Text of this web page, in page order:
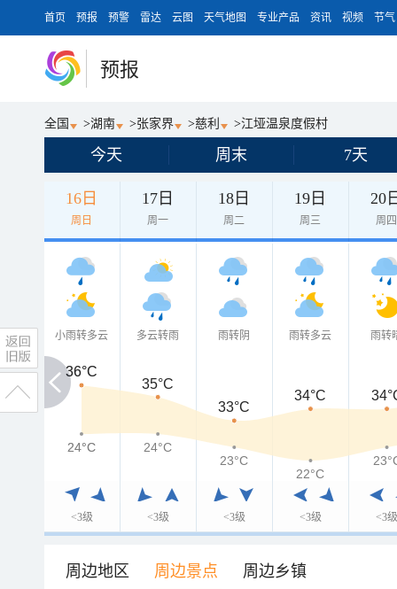
首页 预报 预警 雷达 云图 天气地图 专业产品 资讯 视频 节气
预报
全国 >湖南 >张家界 >慈利 >江垭温泉度假村
今天 周末 7天
16日
周日
17日
周一
18日
周二
19日
周三
20
周四
小雨转多云
<3级
多云转雨
<3级
雨转阴
<3级
雨转多云
<3级
雨转
<3级
36°C
36°C
35°C
33°C
34°C
24°C
24°C
24°C
23°C
22°C
周边地区 周边景点 周边乡镇